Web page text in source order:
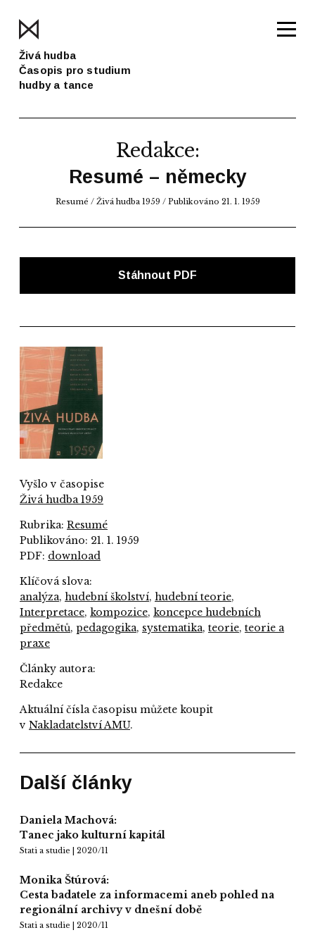
Živá hudba
Časopis pro studium
hudby a tance
Redakce:
Resumé – německy
Resumé / Živá hudba 1959 / Publikováno 21. 1. 1959
Stáhnout PDF
Vyšlo v časopise
Živá hudba 1959
Rubrika: Resumé
Publikováno: 21. 1. 1959
PDF: download
Klíčová slova:
analýza, hudební školství, hudební teorie,
Interpretace, kompozice, koncepce hudebních
předmětů, pedagogika, systematika, teorie, teorie a
praxe
Články autora:
Redakce
Aktuální čísla časopisu můžete koupit
v Nakladatelství AMU.
Další články
Daniela Machová:
Tanec jako kulturní kapitál
Stati a studie | 2020/11
Monika Štúrová:
Cesta badatele za informacemi aneb pohled na
regionální archivy v dnešní době
Stati a studie | 2020/11